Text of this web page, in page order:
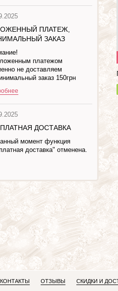
ПЛАТЕЖ,
ЗАКАЗ
платежом
не доставляем
заказ 150грн
ДОСТАВКА
момент функция
доставка" отменена.
ОТЗЫВЫ СКИДКИ И